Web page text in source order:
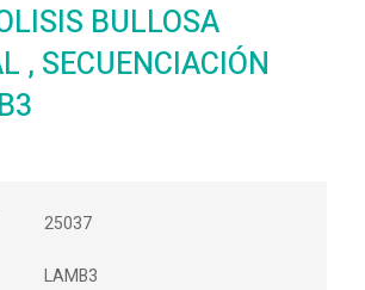
BULLOSA
, SECUENCIACIÓN
25037
LAMB3